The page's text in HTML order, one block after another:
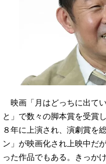
映画「月はどっちに出て
と」で数々の脚本賞を受賞
８年に上演され、演劇賞を
ン」が映画化され上映中だ
った作品でもある。きっか